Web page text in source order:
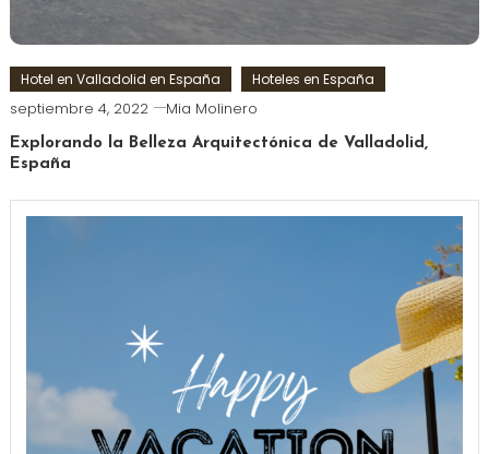
Hotel en Valladolid en España Hoteles en España
septiembre 4, 2022 Mia Molinero
Explorando la Belleza Arquitectónica de Valladolid,
España